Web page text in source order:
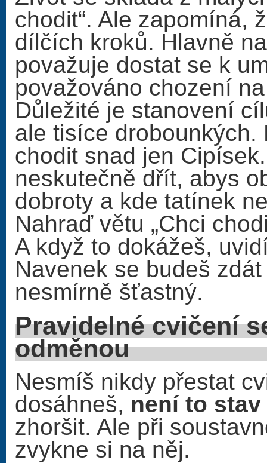
chodit“. Ale zapomíná,
dílčích kroků. Hlavně
považuje dostat se k
považováno chození
Důležité je stanovení
ale tisíce
chodit snad jen
neskutečně dřít, abys
dobroty a kde tatínek
Nahraď větu „Chci
A když to dokážeš,
Navenek se budeš
nesmírně šťastný.
Pravidelné cvičení
Nesmíš nikdy přestat
dosáhneš, není to
zhoršit. Ale při
zvykne si na něj.